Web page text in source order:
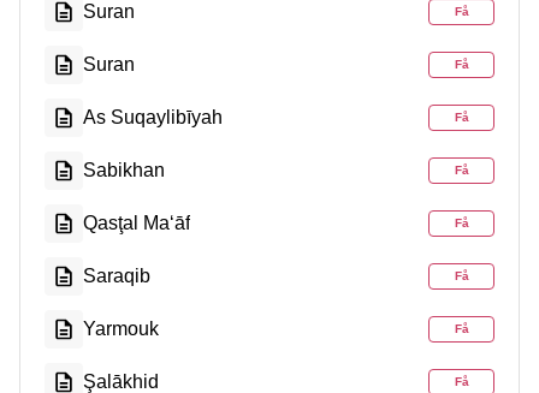
Suran Få
Suran Få
As Suqaylibīyah Få
Sabikhan Få
Qasţal Ma‘āf Få
Saraqib Få
Yarmouk Få
Şalākhid Få